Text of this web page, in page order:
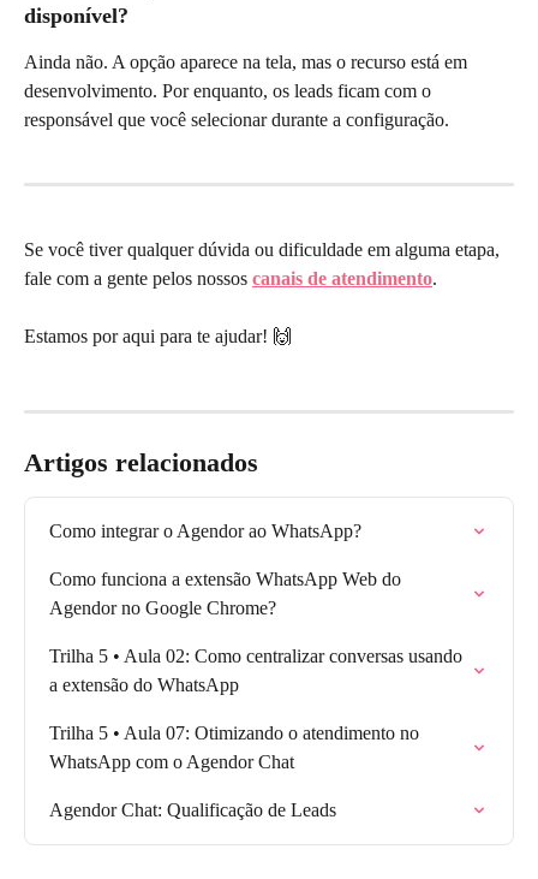
disponível?
Ainda não. A opção aparece na tela, mas o recurso está em
desenvolvimento. Por enquanto, os leads ficam com o
responsável que você selecionar durante a configuração.
Se você tiver qualquer dúvida ou dificuldade em alguma etapa,
fale com a gente pelos nossos canais de atendimento.
Estamos por aqui para te ajudar! 🙌
Artigos relacionados
Como integrar o Agendor ao WhatsApp?
Como funciona a extensão WhatsApp Web do
Agendor no Google Chrome?
Trilha 5 • Aula 02: Como centralizar conversas usando
a extensão do WhatsApp
Trilha 5 • Aula 07: Otimizando o atendimento no
WhatsApp com o Agendor Chat
Agendor Chat: Qualificação de Leads